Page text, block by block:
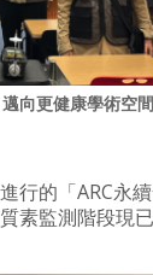
向更健康學術空
行的「ARC永
素監測階段現已